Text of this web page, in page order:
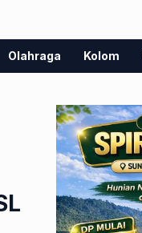
Olahraga Kolom